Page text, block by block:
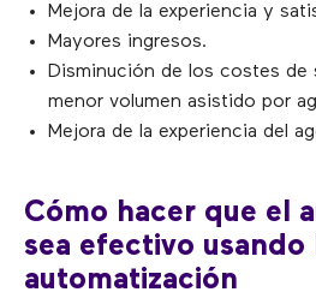
Mejora de la experiencia y
Mayores ingresos.
Disminución de los costes de
menor volumen asistido por
Mejora de la experiencia del
Cómo hacer que el
sea efectivo usando
automatización